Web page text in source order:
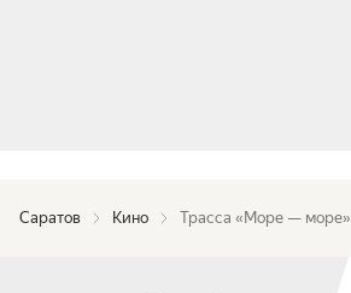
Саратов Кино Трасса «Море — море»